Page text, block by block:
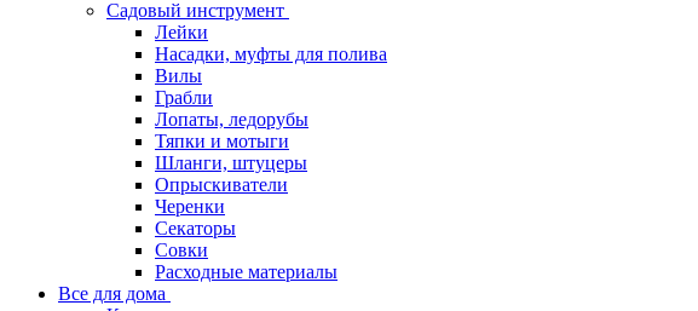
Садовый инструмент
Лейки
Насадки, муфты для полива
Вилы
Грабли
Лопаты, ледорубы
Тяпки и мотыги
Шланги, штуцеры
Опрыскиватели
Черенки
Секаторы
Совки
Расходные материалы
Все для дома